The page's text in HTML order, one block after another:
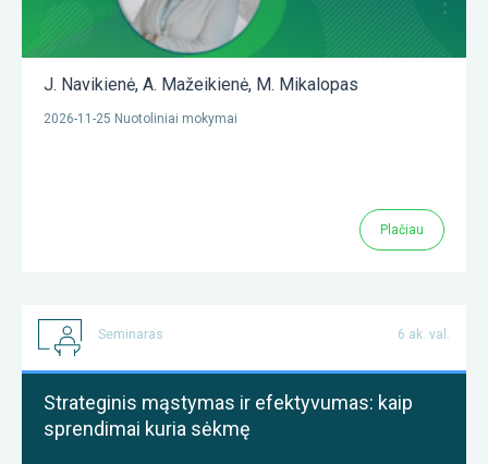
J. Navikienė, A. Mažeikienė, M. Mikalopas
2026-11-25 Nuotoliniai mokymai
Plačiau
Seminaras 6 ak. val.
Strateginis mąstymas ir efektyvumas: kaip
sprendimai kuria sėkmę